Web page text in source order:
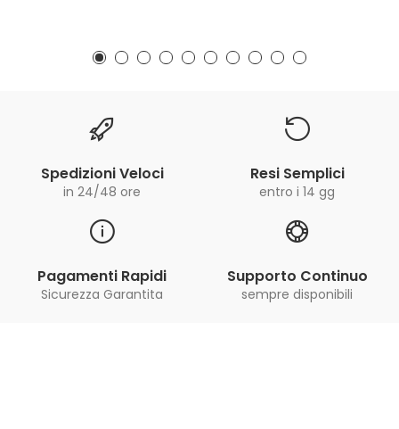
Spedizioni Veloci
in 24/48 ore
Resi Semplici
entro i 14 gg
Pagamenti Rapidi
Sicurezza Garantita
Supporto Continuo
sempre disponibili